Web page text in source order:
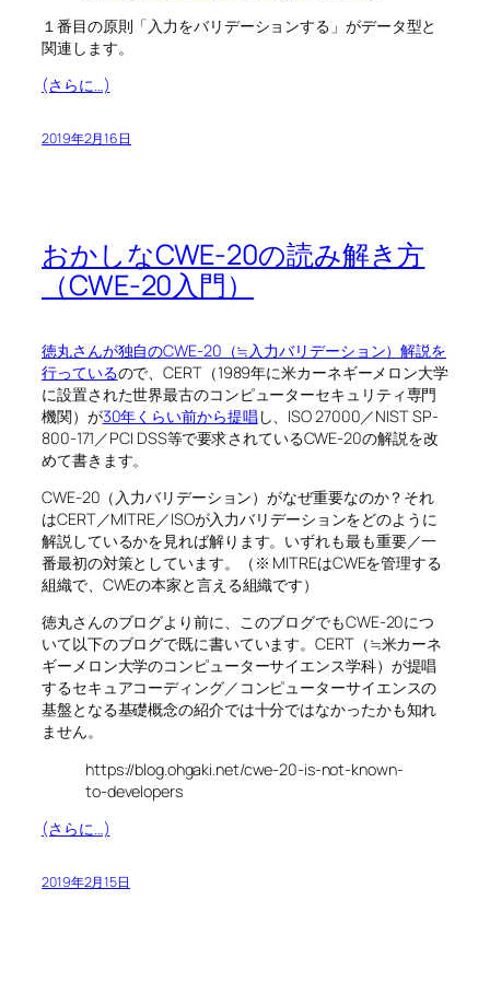
１番目の原則「入力をバリデーションする」がデータ型と
関連します。
(さらに…)
2019年2月16日
おかしなCWE-20の読み解き方
（CWE-20入門）
徳丸さんが独自のCWE-20（≒入力バリデーション）解説を
行っているので、CERT（1989年に米カーネギーメロン大学
に設置された世界最古のコンピューターセキュリティ専門
機関）が30年くらい前から提唱し、ISO 27000／NIST SP-
800-171／PCI DSS等で要求されているCWE-20の解説を改
めて書きます。
CWE-20（入力バリデーション）がなぜ重要なのか？それ
はCERT／MITRE／ISOが入力バリデーションをどのように
解説しているかを見れば解ります。いずれも最も重要／一
番最初の対策としています。（※ MITREはCWEを管理する
組織で、CWEの本家と言える組織です）
徳丸さんのブログより前に、このブログでもCWE-20につ
いて以下のブログで既に書いています。CERT（≒米カーネ
ギーメロン大学のコンピューターサイエンス学科）が提唱
するセキュアコーディング／コンピューターサイエンスの
基盤となる基礎概念の紹介では十分ではなかったかも知れ
ません。
https://blog.ohgaki.net/cwe-20-is-not-known-
to-developers
(さらに…)
2019年2月15日